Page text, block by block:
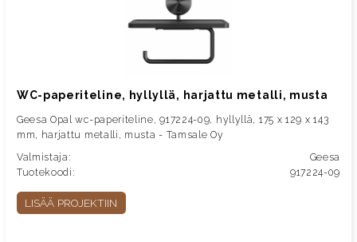
WC-paperiteline, hyllyllä, harjattu metalli, musta
Geesa Opal wc-paperiteline, 917224-09, hyllyllä, 175 x 129 x 143
mm, harjattu metalli, musta - Tamsale Oy
Valmistaja:
Geesa
Tuotekoodi:
917224-09
LISÄÄ PROJEKTIIN